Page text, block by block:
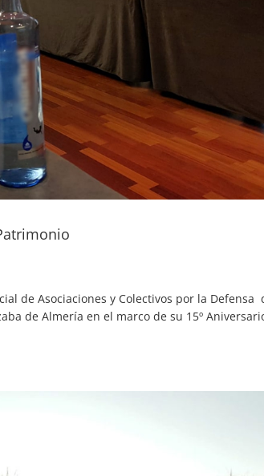
de Asociaciones y Colectivos por la Defensa
de Almería en el marco de su 15º